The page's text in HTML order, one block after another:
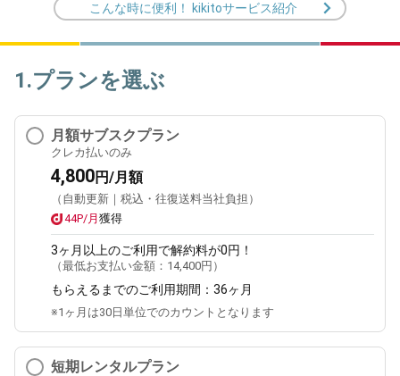
こんな時に便利！ kikitoサービス紹介
1.プランを選ぶ
月額サブスクプラン
クレカ払いのみ
4,800円/月額
（自動更新｜税込・往復送料当社負担）
44P/月 獲得
3ヶ月 以上のご利用で解約料が0円！
（最低お支払い金額： 14,400円 ）
もらえるまでのご利用期間： 36ヶ月
※1ヶ月は30日単位でのカウントとなります
短期レンタルプラン